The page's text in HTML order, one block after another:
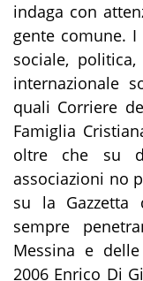
indaga con
gente comune.
sociale,
internazionale
quali Corriere
Famiglia
oltre che su
associazioni no
su la Gazzetta
sempre
Messina e
2006 Enrico Di